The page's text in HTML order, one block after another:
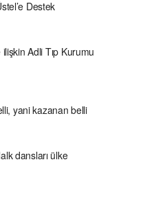
Destek
Adli Tıp Kurumu
yani kazanan belli
dansları ülke